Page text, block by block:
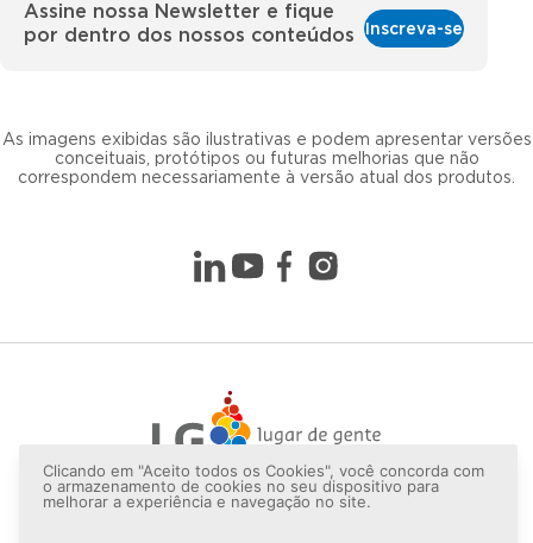
As imagens exibidas são ilustrativas e podem apresentar versões
conceituais, protótipos ou futuras melhorias que não
correspondem necessariamente à versão atual dos produtos.
Assine nossa Newsletter e fique
por dentro dos nossos conteúdos
Inscreva-se
Clicando em "Aceito todos os Cookies", você concorda com
o armazenamento de cookies no seu dispositivo para
melhorar a experiência e navegação no site.